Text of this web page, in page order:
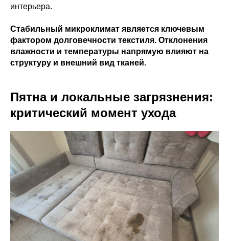
интерьера.
Стабильный микроклимат является ключевым
фактором долговечности текстиля. Отклонения
влажности и температуры напрямую влияют на
структуру и внешний вид тканей.
Пятна и локальные загрязнения:
критический момент ухода